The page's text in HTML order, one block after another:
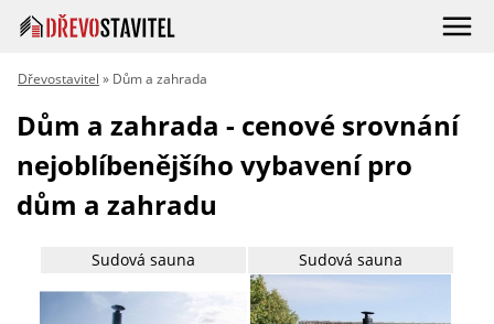
Dřevostavitel » Dům a zahrada
Dům a zahrada - cenové srovnání
nejoblíbenějšího vybavení pro
dům a zahradu
Sudová sauna Sudová sauna